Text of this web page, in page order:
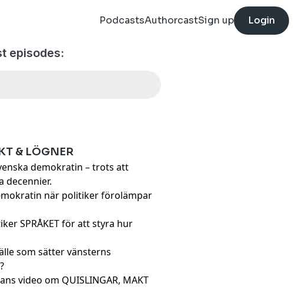
PodcastsAuthorcastSign up Login
episodes:
& LÖGNER
demokratin – trots att
decennier.
när politiker förolämpar
SPRÅKET för att styra hur
som sätter vänsterns
video om QUISLINGAR, MAKT